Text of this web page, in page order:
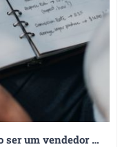
Coaching em Vendas: como ser um vendedor de sucesso